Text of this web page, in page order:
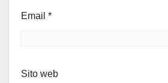
Email *
Sito web